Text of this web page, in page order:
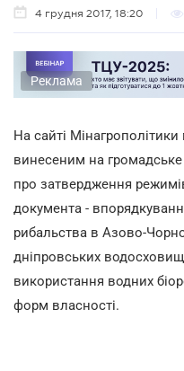
4 грудня 2017, 18:20
Реклама
На сайті
винесеним на
про затвердження
документа -
рибальства в Азово-
дніпровських
використання водних
форм власності.